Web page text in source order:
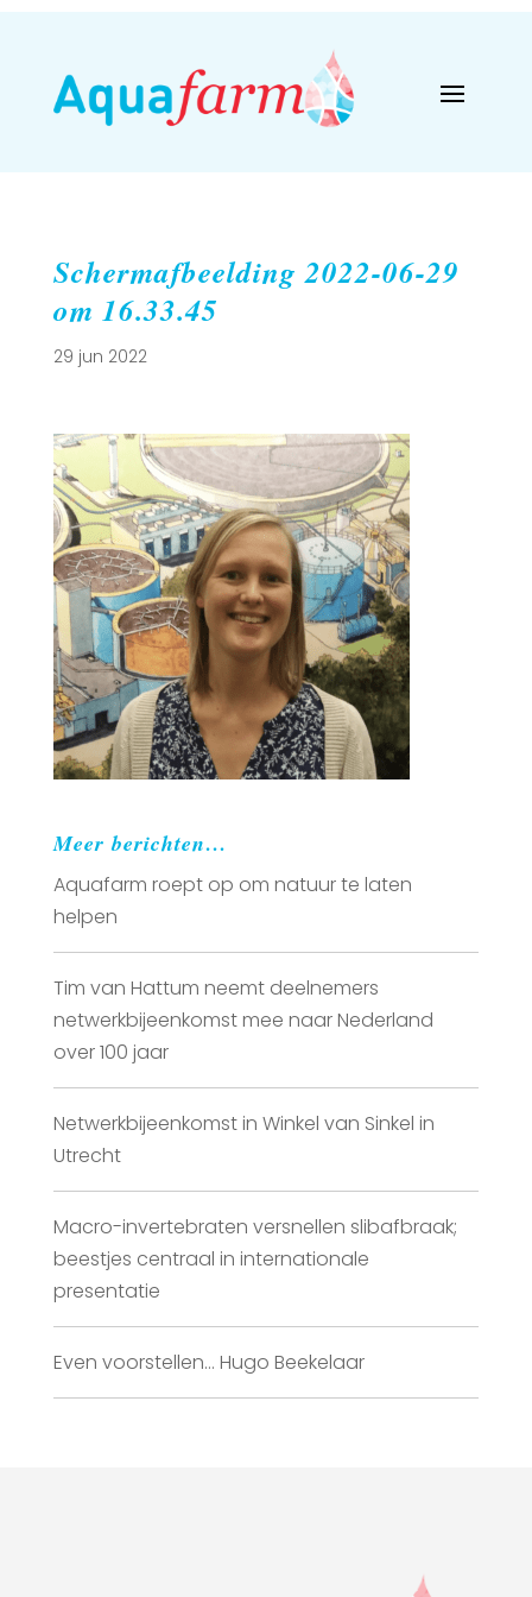
Schermafbeelding 2022-06-29
om 16.33.45
29 jun 2022
Meer berichten…
Aquafarm roept op om natuur te laten
helpen
Tim van Hattum neemt deelnemers
netwerkbijeenkomst mee naar Nederland
over 100 jaar
Netwerkbijeenkomst in Winkel van Sinkel in
Utrecht
Macro-invertebraten versnellen slibafbraak;
beestjes centraal in internationale
presentatie
Even voorstellen… Hugo Beekelaar